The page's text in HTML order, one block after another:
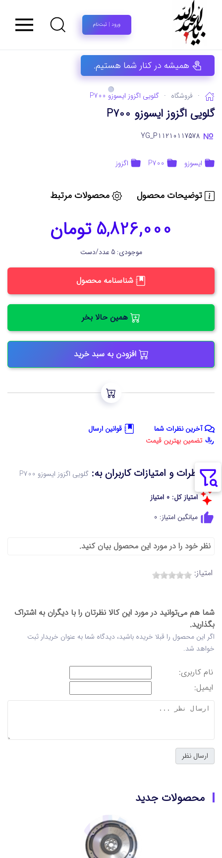
ورود | ثبت‌نام
همیشه در کنار شما هستیم.
فروشگاه گلویی اگزوز ایسوزو P700
گلویی اگزوز ایسوزو P700
ایسوزو P700 اگزوز
توضیحات محصول محصولات مرتبط
5,826,000 تومان
موجودی: 5 عدد/دست
شناسنامه محصول
همین حالا بخر
افزودن به سبد خرید
آخرین نظرات شما
قوانین ارسال
تضمین بهترین قیمت
نظرات و امتیازات کاربران به: گلویی اگزوز ایسوزو P700
امتیاز کل: 0 امتیاز
میانگین امتیاز: 0
نظر خود را در مورد این محصول بیان کنید.
امتیاز:
شما هم می‌توانید در مورد این کالا نظرتان را با دیگران به اشتراک
بگذارید.
اگر این محصول را قبلا خریده باشید، دیدگاه شما به عنوان خریدار ثبت
خواهد شد.
نام کاربری:
ایمیل:
محصولات جدید